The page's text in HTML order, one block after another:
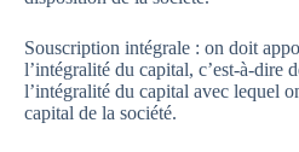
Souscription intégrale : on doit
l’intégralité du capital, c’est-à-dire
l’intégralité du capital avec lequel
capital de la société.